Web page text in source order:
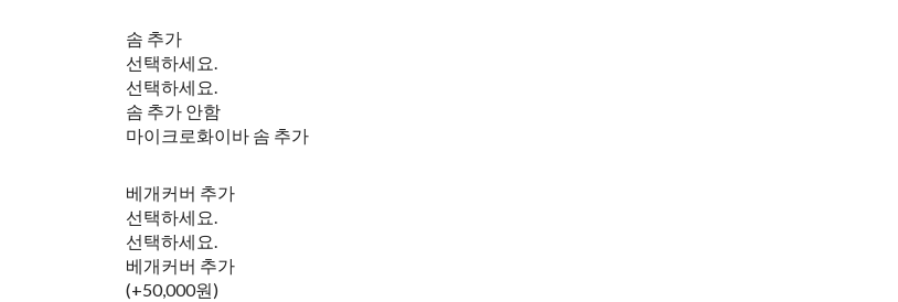
솜 추가
선택하세요.
선택하세요.
솜 추가 안함
마이크로화이바 솜 추가
베개커버 추가
선택하세요.
선택하세요.
베개커버 추가
(+50,000원)